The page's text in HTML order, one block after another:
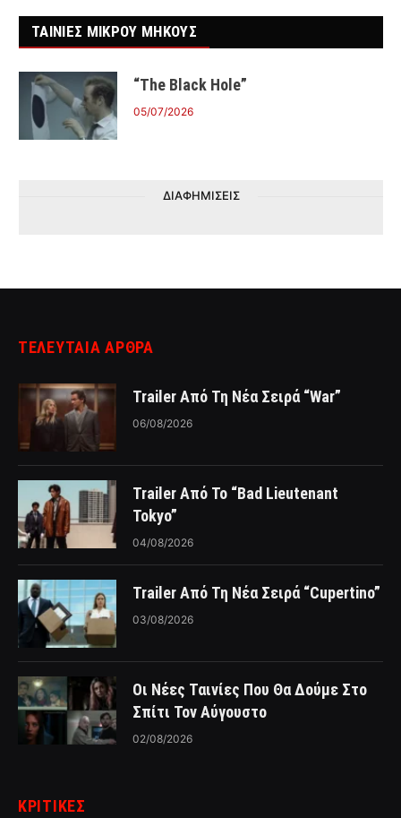
ΤΑΙΝΙΕΣ ΜΙΚΡΟΥ ΜΗΚΟΥΣ
“The Black Hole”
05/07/2026
ΔΙΑΦΗΜΙΣΕΙΣ
ΤΕΛΕΥΤΑΙΑ ΑΡΘΡΑ
Trailer Από Τη Νέα Σειρά “War”
06/08/2026
Trailer Από Το “Bad Lieutenant
Tokyo”
04/08/2026
Trailer Από Τη Νέα Σειρά “Cupertino”
03/08/2026
Οι Νέες Ταινίες Που Θα Δούμε Στο
Σπίτι Τον Αύγουστο
02/08/2026
ΚΡΙΤΙΚΈΣ